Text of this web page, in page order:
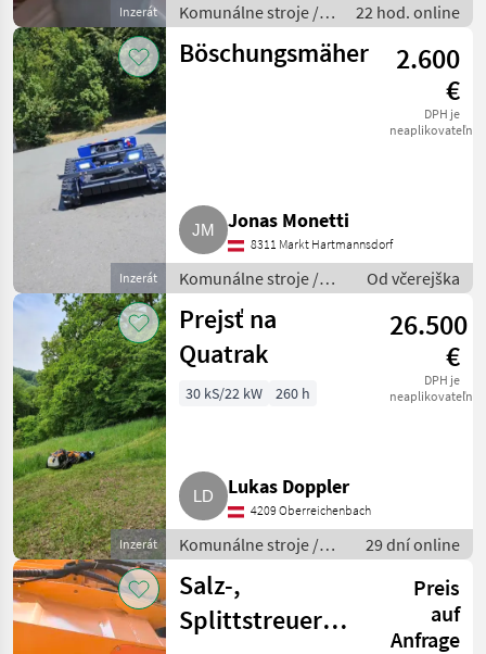
Inzerát
Komunálne stroje /
Striekacie stroje
22 hod. online
Inzerát
Böschungsmäher
2.600
€
DPH je
neaplikovateľné
Jonas Monetti
8311 Markt Hartmannsdorf
Komunálne stroje /
Spádová kosačka
Od včerejška
Inzerát
Prejsť na
Quatrak
26.500
€
DPH je
neaplikovateľné
30 kS/22 kW 260 h
Lukas Doppler
4209 Oberreichenbach
Komunálne stroje /
Spádová kosačka
29 dní online
Salz-,
Splittstreuer
Preis
auf
Anfrage